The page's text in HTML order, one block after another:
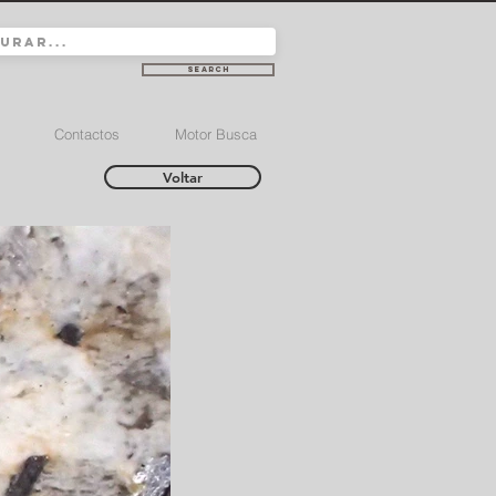
Search
Contactos Motor Busca
Voltar